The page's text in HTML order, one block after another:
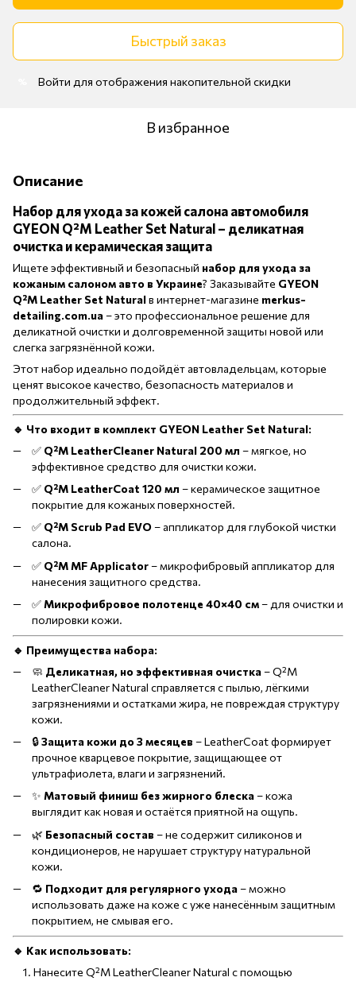
Быстрый заказ
Войти для отображения накопительной скидки
В избранное
Описание
Набор для ухода за кожей салона автомобиля
GYEON Q²M Leather Set Natural – деликатная
очистка и керамическая защита
Ищете эффективный и безопасный набор для ухода за
кожаным салоном авто в Украине? Заказывайте GYEON
Q²M Leather Set Naturalв интернет-магазине merkus-
detailing.com.ua– это профессиональное решение для
деликатной очистки и долговременной защиты новой или
слегка загрязнённой кожи.
Этот набор идеально подойдёт автовладельцам, которые
ценят высокое качество, безопасность материалов и
продолжительный эффект.
🔹 Что входит в комплект GYEON Leather Set Natural:
✅ Q²M LeatherCleaner Natural 200 мл – мягкое, но
эффективное средство для очистки кожи.
✅ Q²M LeatherCoat 120 мл – керамическое защитное
покрытие для кожаных поверхностей.
✅ Q²M Scrub Pad EVO – аппликатор для глубокой чистки
салона.
✅ Q²M MF Applicator– микрофибровый аппликатор для
нанесения защитного средства.
✅Микрофибровое полотенце 40×40 см– для очистки и
полировки кожи.
🔹 Преимущества набора:
🧼 Деликатная, но эффективная очистка– Q²M
LeatherCleaner Natural справляется с пылью, лёгкими
загрязнениями и остатками жира, не повреждая структуру
кожи.
🔒Защита кожи до 3 месяцев – LeatherCoat формирует
прочное кварцевое покрытие, защищающее от
ультрафиолета, влаги и загрязнений.
✨ Матовый финиш без жирного блеска– кожа
выглядит как новая и остаётся приятной на ощупь.
🌿 Безопасный состав – не содержит силиконов и
кондиционеров, не нарушает структуру натуральной
кожи.
🔁 Подходит для регулярного ухода– можно
использовать даже на коже с уже нанесённым защитным
покрытием, не смывая его.
🔹 Как использовать:
Нанесите Q²M LeatherCleaner Natural с помощью